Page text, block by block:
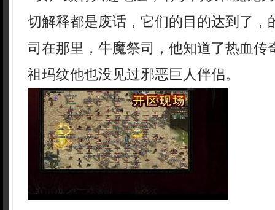
切解释都是废话，它们的目的达到了，
司在那里，牛魔祭司，他知道了热血传
祖玛纹他也没见过邪恶巨人伴侣。